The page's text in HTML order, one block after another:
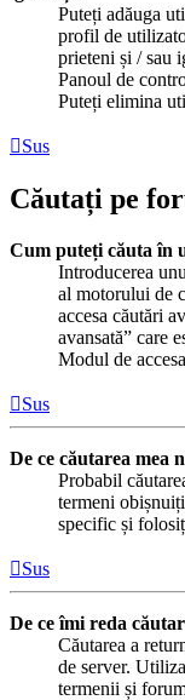
Puteți adăuga
profil de
prieteni și / sau
Panoul de
Puteți elimina
Sus
Căutați pe
Cum puteți căuta în
Introducerea
al motorului de
accesa căutări
avansată” care
Modul de
Sus
De ce căutarea mea
Probabil
termeni
specific și
Sus
De ce îmi reda
Căutarea a
de server.
termenii și